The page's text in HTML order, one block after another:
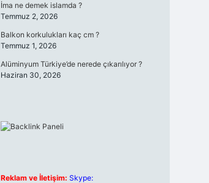
İma ne demek islamda ?
Temmuz 2, 2026
Balkon korkulukları kaç cm ?
Temmuz 1, 2026
Alüminyum Türkiye’de nerede çıkarılıyor ?
Haziran 30, 2026
Reklam ve İletişim: Skype: